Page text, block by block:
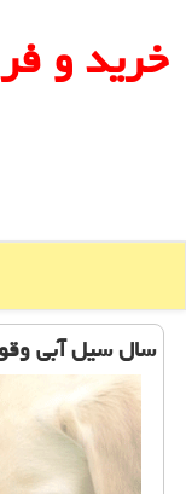
خرید و
سال سیل آبی وقوع 138 سیل در كشور طی